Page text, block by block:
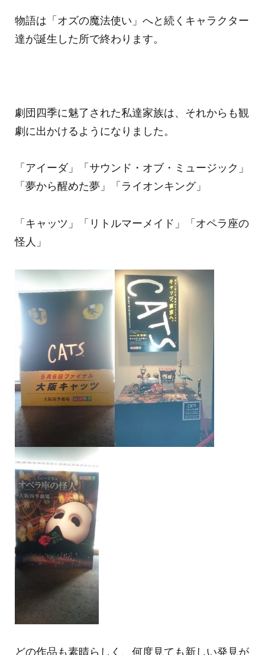
物語は「オズの魔法使い」へと続くキャラクター
達が誕生した所で終わります。
劇団四季に魅了された私達家族は、それからも観
劇に出かけるようになりました。
「アイーダ」「サウンド・オブ・ミュージック」
「夢から醒めた夢」「ライオンキング」
「キャッツ」「リトルマーメイド」「オペラ座の
怪人」
どの作品も素晴らしく、何度見ても新しい発見が